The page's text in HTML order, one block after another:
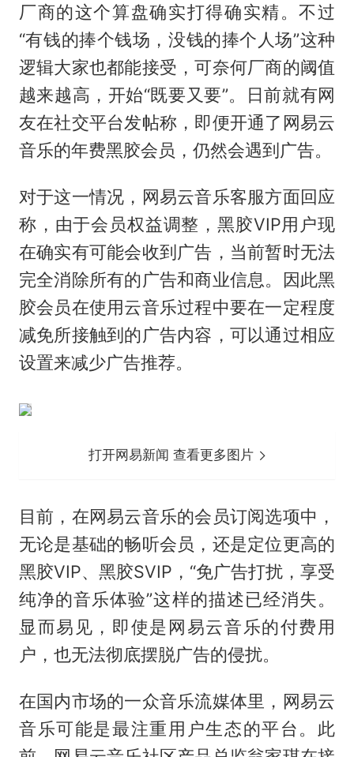
厂商的这个算盘确实打得确实精。不过
“有钱的捧个钱场，没钱的捧个人场”这种
逻辑大家也都能接受，可奈何厂商的阈值
越来越高，开始“既要又要”。日前就有网
友在社交平台发帖称，即便开通了网易云
音乐的年费黑胶会员，仍然会遇到广告。
对于这一情况，网易云音乐客服方面回应
称，由于会员权益调整，黑胶VIP用户现
在确实有可能会收到广告，当前暂时无法
完全消除所有的广告和商业信息。因此黑
胶会员在使用云音乐过程中要在一定程度
减免所接触到的广告内容，可以通过相应
设置来减少广告推荐。
打开网易新闻 查看更多图片
目前，在网易云音乐的会员订阅选项中，
无论是基础的畅听会员，还是定位更高的
黑胶VIP、黑胶SVIP，“免广告打扰，享受
纯净的音乐体验”这样的描述已经消失。
显而易见，即使是网易云音乐的付费用
户，也无法彻底摆脱广告的侵扰。
在国内市场的一众音乐流媒体里，网易云
音乐可能是最注重用户生态的平台。此